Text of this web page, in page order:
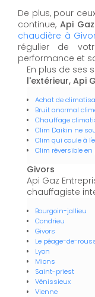
De plus, pour
continue,Api Gaz
chaudière à
régulier de
performance et
En plus de ses
l'extérieur, Api
Achat de
Bruit anormal
Chauffage
Clim Daikin ne
Clim qui coule à
Clim réversible
Givors
Api Gaz
chauffagiste
Bourgoin-jallieu
Condrieu
Givors
Le péage-de-
Lyon
Mions
Saint-priest
Vénissieux
Vienne